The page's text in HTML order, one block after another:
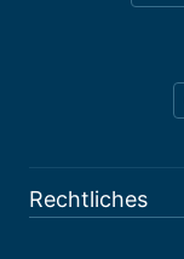
Rechtliches